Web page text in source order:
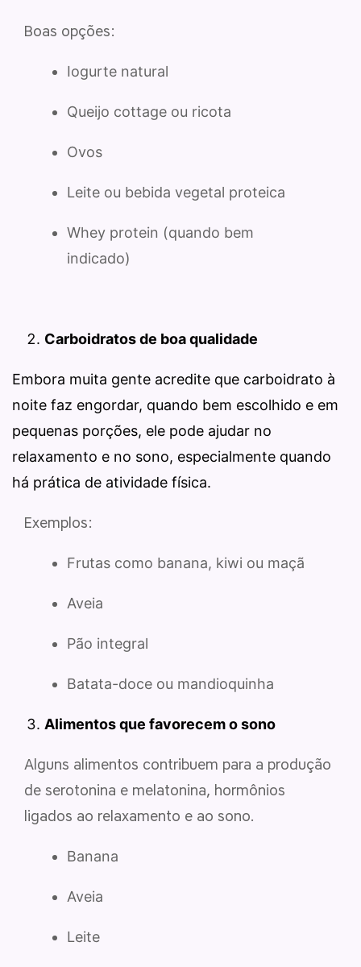
Boas opções:
Iogurte natural
Queijo cottage ou ricota
Ovos
Leite ou bebida vegetal proteica
Whey protein (quando bem
indicado)
Carboidratos de boa qualidade
Embora muita gente acredite que carboidrato à
noite faz engordar, quando bem escolhido e em
pequenas porções, ele pode ajudar no
relaxamento e no sono, especialmente quando
há prática de atividade física.
Exemplos:
Frutas como banana, kiwi ou maçã
Aveia
Pão integral
Batata-doce ou mandioquinha
Alimentos que favorecem o sono
Alguns alimentos contribuem para a produção
de serotonina e melatonina, hormônios
ligados ao relaxamento e ao sono.
Banana
Aveia
Leite